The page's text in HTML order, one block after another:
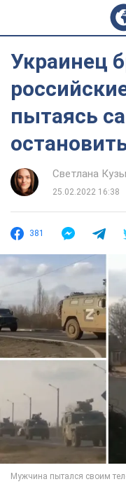
Украинец
пытаясь
Светлана
25.02.2022 16:38
381